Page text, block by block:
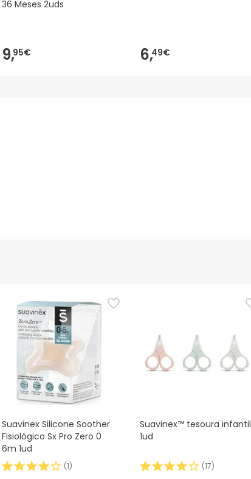
36 Meses 2uds
9,95€ 6,49€
Suavinex Silicone Soother
Fisiológico Sx Pro Zero 0
6m 1ud
(1)
Suavinex™ tesoura infantil
1ud
(17)